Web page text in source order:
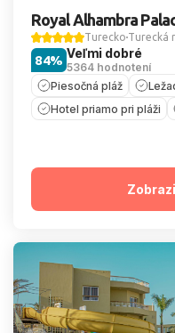
Royal Alhambra
Turecko Turecká
Veľmi dobré
5364 hodnotení
84%
Piesočná pláž
Hotel priamo pri pláži